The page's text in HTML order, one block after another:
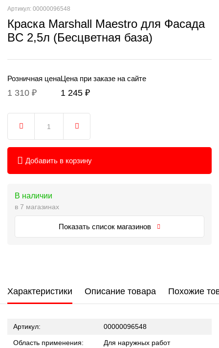
Артикул: 00000096548
Краска Marshall Maestro для Фасада
BC 2,5л (Бесцветная база)
Розничная цена
1 310 ₽
Цена при заказе на сайте
1 245 ₽
Добавить в корзину
В наличии
в 7 магазинах
Показать список магазинов
Характеристики Описание товара Похожие
Артикул: 00000096548
Область применения: Для наружных работ